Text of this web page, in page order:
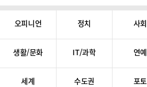
오피니언 정치 사회
생활/문화 IT/과학 연예
세계 수도권 포토